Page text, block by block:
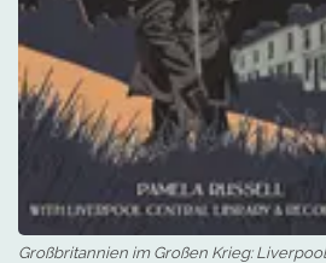
Großbritannien im Großen Krieg: